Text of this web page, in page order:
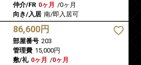
仲介/FR 0ヶ月 /0ヶ月
向き/入居 南/即入居可
86,600円
部屋番号 203
管理費 15,000円
敷/礼 0ヶ月 /0ヶ月